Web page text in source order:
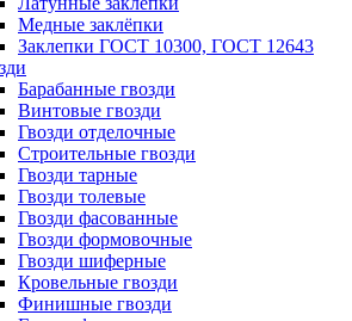
Медные заклёпки
Заклепки ГОСТ 10300, ГОСТ 12643
Барабанные гвозди
Винтовые гвозди
Гвозди отделочные
Строительные гвозди
Гвозди тарные
Гвозди толевые
Гвозди фасованные
Гвозди формовочные
Гвозди шиферные
Кровельные гвозди
Финишные гвозди